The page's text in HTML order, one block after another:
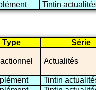
Tintin
Type Série
Actualités
Tintin